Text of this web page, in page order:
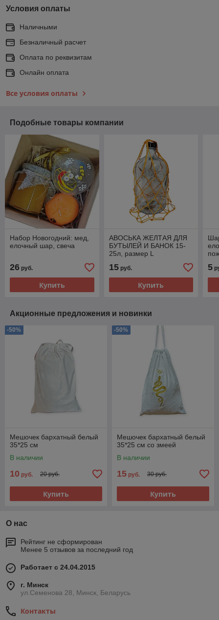
Условия оплаты
Наличными
Безналичный расчет
Оплата по реквизитам
Онлайн оплата
Все условия оплаты
Подобные товары компании
Набор Новогодний: мед,
елочный шар, свеча
26 руб.
Купить
АВОСЬКА ЖЕЛТАЯ ДЛЯ
БУТЫЛЕЙ И БАНОК 15-
25л, размер L
15руб.
Купить
5
Акционные предложения и новинки
-50%
Мешочек бархатный белый
35*25 см
В наличии
10 руб. 20 руб.
Купить
-50%
Мешочек бархатный белый
35*25 см со змеей
В наличии
15 руб. 30 руб.
Купить
О нас
Рейтинг не сформирован
Менее 5 отзывов за последний год
Работает с 24.04.2015
г. Минск
ул.Семенова 28, Минск, Беларусь
Контакты